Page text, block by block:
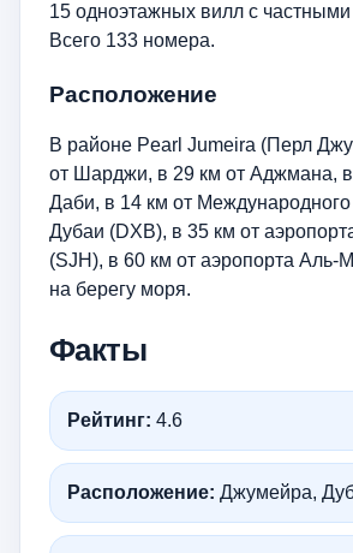
15 одноэтажных вилл с
Всего 133 номера.
Расположение
В районе Pearl Jumeira (Перл
от Шарджи, в 29 км от Аджмана,
Даби, в 14 км от Международного
Дубаи (DXB), в 35 км от
(SJH), в 60 км от аэропорта Аль-
на берегу моря.
Факты
Рейтинг: 4.6
Расположение: Джумейра,